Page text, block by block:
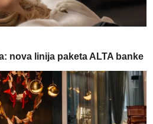
nova linija paketa ALTA banke